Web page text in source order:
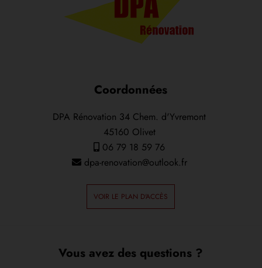
Coordonnées
DPA Rénovation 34 Chem. d'Yvremont
45160 Olivet
06 79 18 59 76
dpa-renovation@outlook.fr
VOIR LE PLAN D'ACCÈS
Vous avez des questions ?